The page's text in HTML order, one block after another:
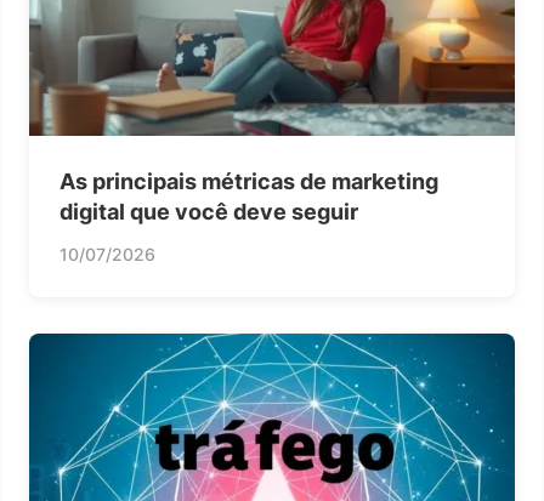
As principais métricas de marketing
digital que você deve seguir
10/07/2026